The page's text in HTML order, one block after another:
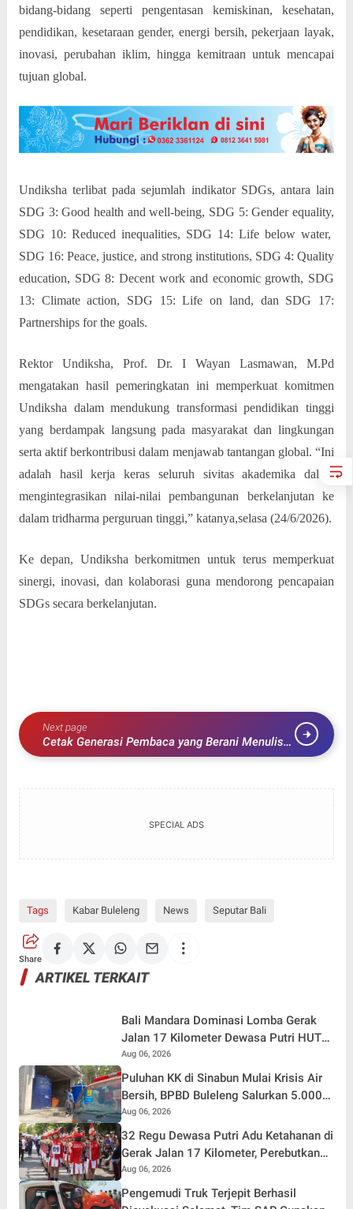
bidang-bidang seperti pengentasan kemiskinan, kesehatan,
pendidikan, kesetaraan gender, energi bersih, pekerjaan layak,
inovasi, perubahan iklim, hingga kemitraan untuk mencapai
tujuan global.
Undiksha terlibat pada sejumlah indikator SDGs, antara lain
SDG 3: Good health and well-being, SDG 5: Gender equality,
SDG 10: Reduced inequalities, SDG 14: Life below water,
SDG 16: Peace, justice, and strong institutions, SDG 4: Quality
education, SDG 8: Decent work and economic growth, SDG
13: Climate action, SDG 15: Life on land, dan SDG 17:
Partnerships for the goals.
Rektor Undiksha, Prof. Dr. I Wayan Lasmawan, M.Pd
mengatakan hasil pemeringkatan ini memperkuat komitmen
Undiksha dalam mendukung transformasi pendidikan tinggi
yang berdampak langsung pada masyarakat dan lingkungan
serta aktif berkontribusi dalam menjawab tantangan global. “Ini
adalah hasil kerja keras seluruh sivitas akademika dalam
mengintegrasikan nilai-nilai pembangunan berkelanjutan ke
dalam tridharma perguruan tinggi,” katanya,selasa (24/6/2026).
Ke depan, Undiksha berkomitmen untuk terus memperkuat
sinergi, inovasi, dan kolaborasi guna mendorong pencapaian
SDGs secara berkelanjutan.
Next page
Cetak Generasi Pembaca yang Berani Menulis
DAPD Buleleng Gelar Pembekalan
SPECIAL ADS
Tags Kabar Buleleng News Seputar Bali
Share
ARTIKEL TERKAIT
Bali Mandara Dominasi Lomba Gerak
Jalan 17 Kilometer Dewasa Putri HUT
RI ke-81 di Buleleng
Aug 06, 2026
Puluhan KK di Sinabun Mulai Krisis Air
Bersih, BPBD Buleleng Salurkan 5.000
Liter Air dan Siaga Hadapi Dampak
Kemarau
Aug 06, 2026
32 Regu Dewasa Putri Adu Ketahanan di
Gerak Jalan 17 Kilometer, Perebutkan
Hadiah Rp82,5 Juta pada HUT RI ke-81
Aug 06, 2026
Pengemudi Truk Terjepit Berhasil